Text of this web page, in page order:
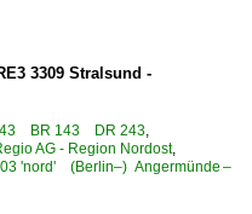
3309 Stralsund -
143 BR 143 DR 243,
AG - Region Nordost,
'nord' (Berlin–) Angermünde –